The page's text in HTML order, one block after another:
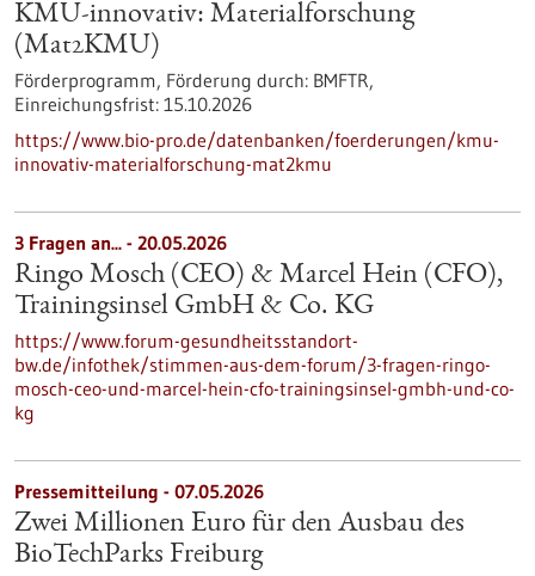
KMU-innovativ: Materialforschung
(Mat2KMU)
Förderprogramm, Förderung durch: BMFTR,
Einreichungsfrist: 15.10.2026
https://www.bio-pro.de/datenbanken/foerderungen/kmu-
innovativ-materialforschung-mat2kmu
3 Fragen an... - 20.05.2026
Ringo Mosch (CEO) & Marcel Hein (CFO),
Trainingsinsel GmbH & Co. KG
https://www.forum-gesundheitsstandort-
bw.de/infothek/stimmen-aus-dem-forum/3-fragen-ringo-
mosch-ceo-und-marcel-hein-cfo-trainingsinsel-gmbh-und-co-
kg
Pressemitteilung - 07.05.2026
Zwei Millionen Euro für den Ausbau des
BioTechParks Freiburg